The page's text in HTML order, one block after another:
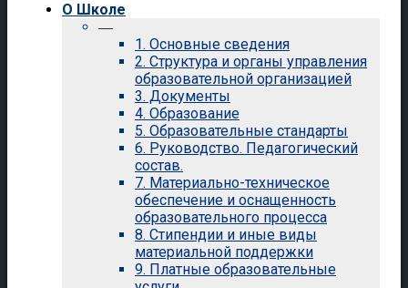
О Школе
—
1. Основные сведения
2. Структура и органы управления
образовательной организацией
3. Документы
4. Образование
5. Образовательные стандарты
6. Руководство. Педагогический
состав.
7. Материально-техническое
обеспечение и оснащенность
образовательного процесса
8. Стипендии и иные виды
материальной поддержки
9. Платные образовательные